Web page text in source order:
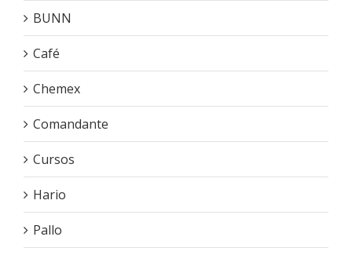
BUNN
Café
Chemex
Comandante
Cursos
Hario
Pallo